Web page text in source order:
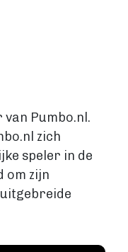
Pumbo.nl.
zich
speler in de
om zijn